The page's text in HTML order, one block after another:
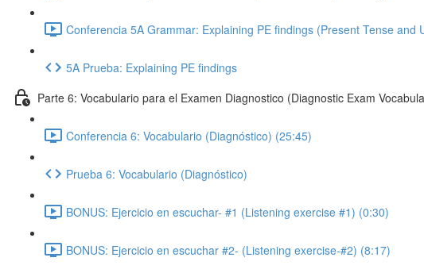
Conferencia 5A Grammar: Explaining PE findings (Present Tense and
5A Prueba: Explaining PE findings
Parte 6: Vocabulario para el Examen Diagnostico (Diagnostic Exam
Conferencia 6: Vocabulario (Diagnóstico) (25:45)
Prueba 6: Vocabulario (Diagnóstico)
BONUS: Ejercicio en escuchar- #1 (Listening exercise #1) (0:30)
BONUS: Ejercicio en escuchar #2- (Listening exercise-#2) (8:17)